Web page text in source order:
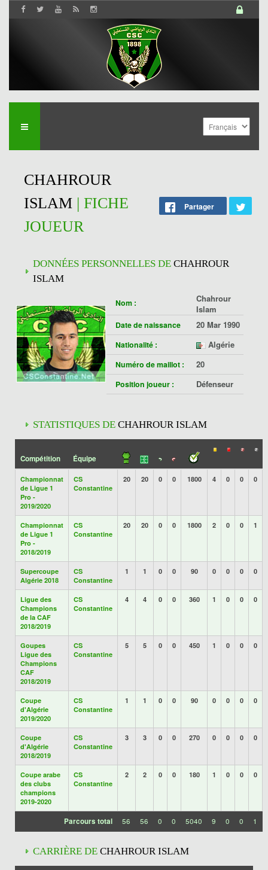
CHAHROUR
ISLAM | FICHE
JOUEUR
Partager
DONNÉES PERSONNELLES DE CHAHROUR
ISLAM
Nom :
Chahrour
Islam
Date de naissance 20 Mar 1990
Nationalité : Algérie
Numéro de maillot : 20
Position joueur : Défenseur
STATISTIQUES DE CHAHROUR ISLAM
Compétition Équipe
Championnat
de Ligue 1
Pro -
2019/2020
CS
Constantine
20 20 0 0 1800 4 0 0 0
Championnat
de Ligue 1
Pro -
2018/2019
CS
Constantine
20 20 0 0 1800 2 0 0 1
Supercoupe
Algérie 2018
CS
Constantine
1 1 0 0 90 0 0 0 0
Ligue des
Champions
de la CAF
2018/2019
CS
Constantine
4 4 0 0 360 1 0 0 0
Goupes
Ligue des
Champions
CAF
2018/2019
CS
Constantine
5 5 0 0 450 1 0 0 0
Coupe
d'Algérie
2019/2020
CS
Constantine
1 1 0 0 90 0 0 0 0
Coupe
d'Algérie
2018/2019
CS
Constantine
3 3 0 0 270 0 0 0 0
Coupe arabe
des clubs
champions
2019-2020
CS
Constantine
2 2 0 0 180 1 0 0 0
Parcours total 56 56 0 0 5040 9 0 0 1
CARRIÈRE DE CHAHROUR ISLAM